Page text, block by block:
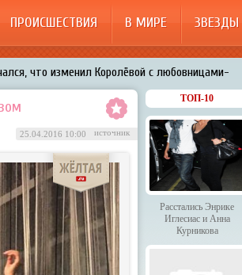
ПРОИСШЕСТВИЯ В МИРЕ ЗВЕЗДЫ
что изменил Королёвой с любовницами-
Курникова
унизили гостей HammAli & Navai
комплекс на «Ледниковом периоде»
25.04.2016 10:00 источник
ТОП-10
Расстались Энрике
Иглесиас и Анна
Курникова